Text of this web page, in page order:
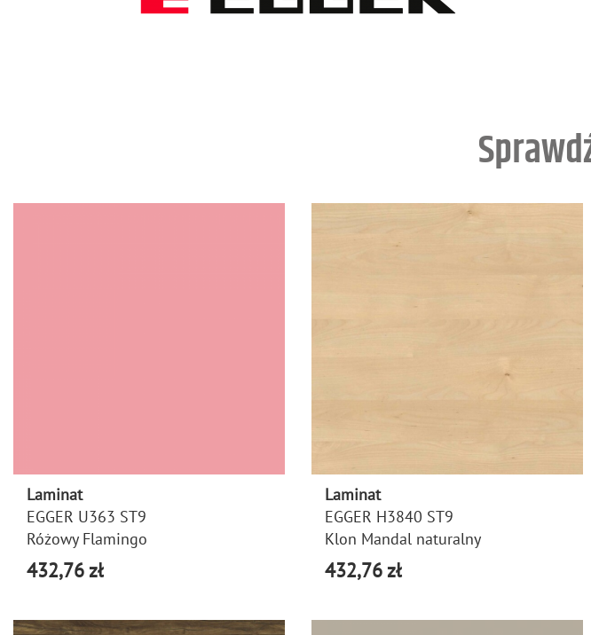
Laminat
EGGER U363 ST9
Różowy Flamingo
432,76 zł
Laminat
EGGER H3840 ST9
Klon Mandal naturalny
432,76 zł